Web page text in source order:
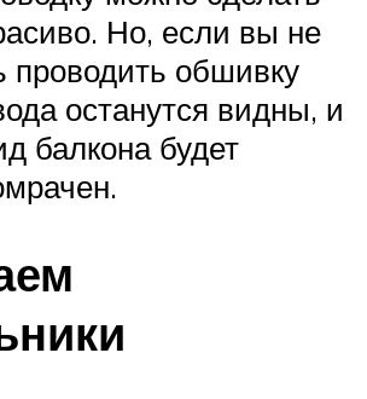
Но, если вы не
проводить обшивку
останутся видны, и
балкона будет